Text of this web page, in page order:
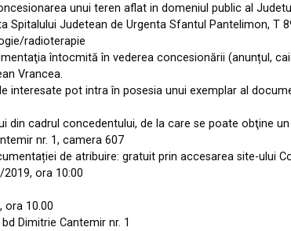
unui teren aflat in domeniul public al
Spitalului Judetean de Urgenta Sfantul Pantelimon,
radioterapie
întocmită în vederea concesionării (anunțul,
Vrancea.
interesate pot intra în posesia unui exemplar al
din cadrul concedentului, de la care se poate obţine
nr. 1, camera 607
de atribuire: gratuit prin accesarea site-ului
ora 10:00
ora 10.00
Dimitrie Cantemir nr. 1